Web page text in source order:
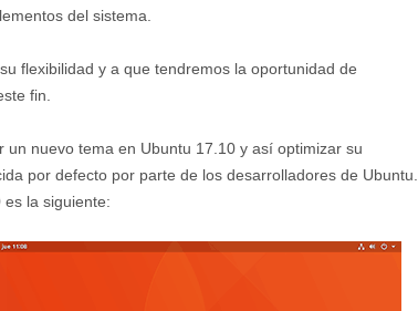
del sistema.
flexibilidad y a que tendremos la oportunidad de
fin.
nuevo tema en Ubuntu 17.10 y así optimizar su
por defecto por parte de los desarrolladores de Ubuntu.
la siguiente: